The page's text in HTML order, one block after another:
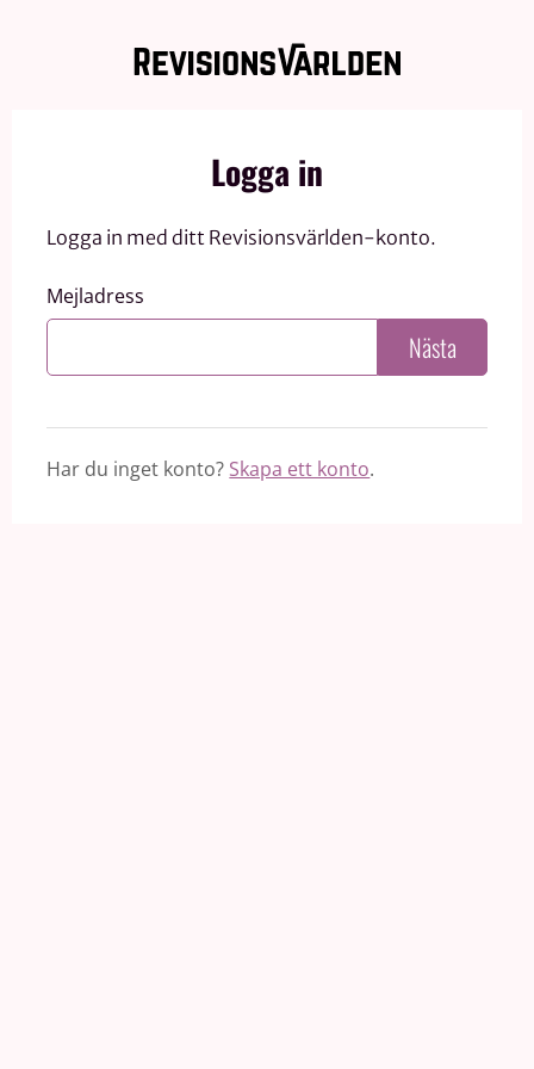
Logga in
Logga in med ditt Revisionsvärlden-konto.
Mejladress
Nästa
Har du inget konto? Skapa ett konto.